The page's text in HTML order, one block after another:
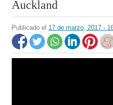
Auckland
Publicado el 17 de marzo, 2017 -